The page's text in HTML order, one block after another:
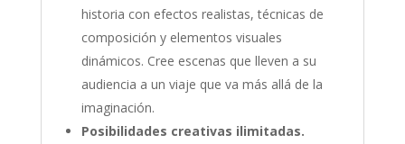
historia con efectos realistas, técnicas de
composición y elementos visuales
dinámicos. Cree escenas que lleven a su
audiencia a un viaje que va más allá de la
imaginación.
Posibilidades creativas ilimitadas.